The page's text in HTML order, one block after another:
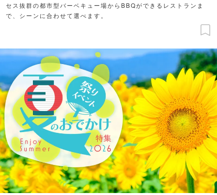
セス抜群の都市型バーベキュー場からBBQができるレストランま
で、シーンに合わせて選べます。